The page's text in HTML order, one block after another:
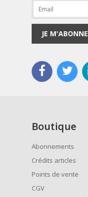
JE M'ABONNE
Boutique
Abonnements
Crédits articles
Points de vente
CGV